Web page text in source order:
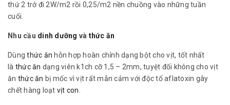
thứ 2 trở đi 2W/m2 rồi 0,25/m2 nền chuồng vào những tuần
cuối.
Nhu cầu dinh dưỡng và thức ăn
Dùngthức ăn hỗn hợp hoàn chỉnh dạng bột cho vịt, tốt nhất
là thức ăn dạng viên k1ch cỡ 1,5 – 2mm, tuyệt đối không cho vịt
ăn thức ăn bị mốc vì vịt rất mẫn cảm với độc tố aflatoxin gây
chết hàng loạt vịt con.